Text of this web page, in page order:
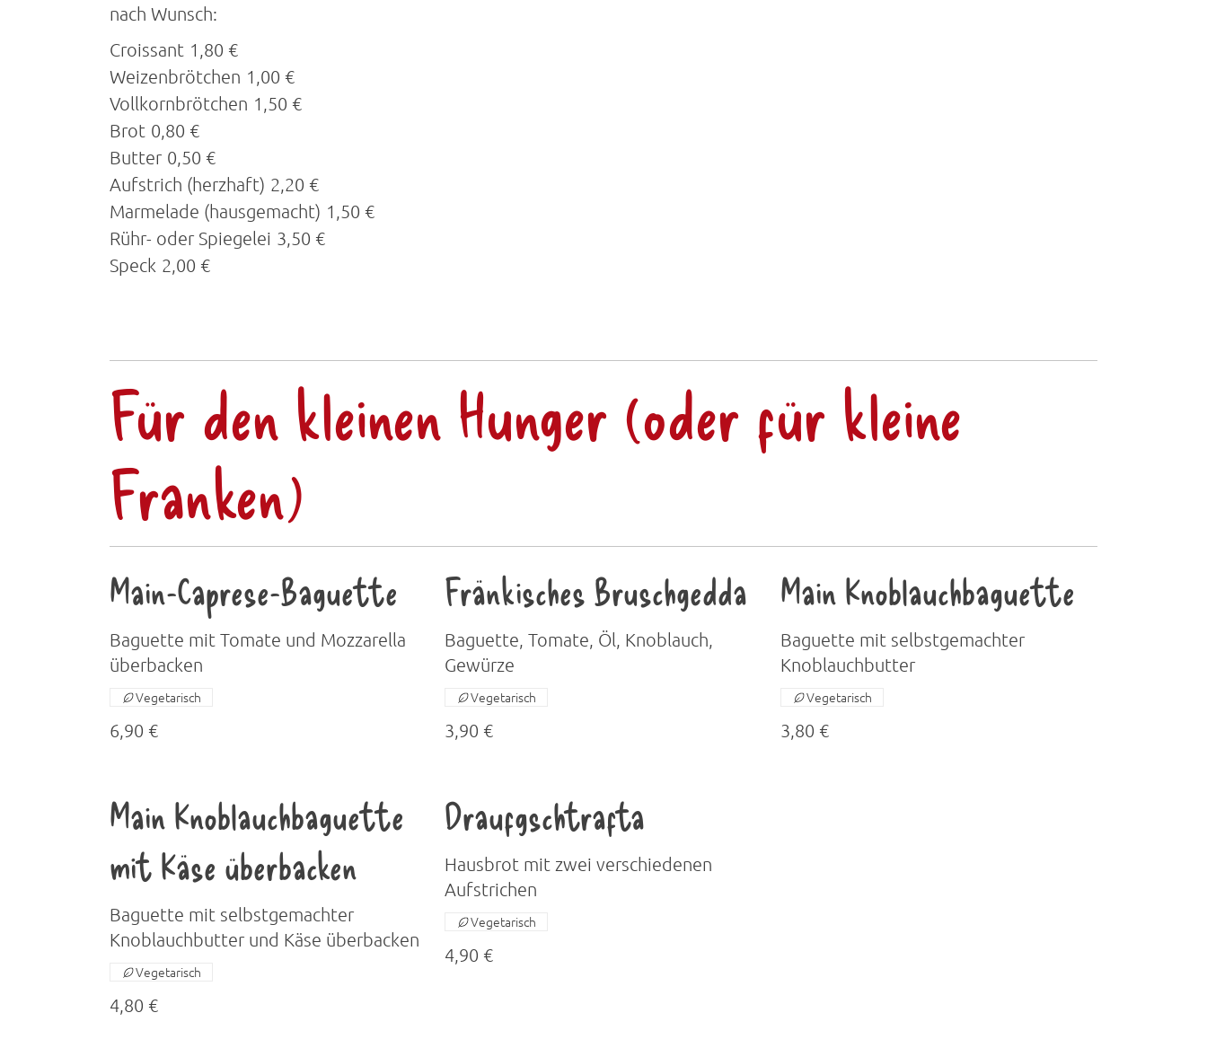
nach Wunsch:
Croissant 1,80 €
Weizenbrötchen 1,00 €
Vollkornbrötchen 1,50 €
Brot 0,80 €
Butter 0,50 €
Aufstrich (herzhaft) 2,20 €
Marmelade (hausgemacht) 1,50 €
Rühr- oder Spiegelei 3,50 €
Speck 2,00 €
Für den kleinen Hunger (oder für kleine
Franken)
Main-Caprese-Baguette
Baguette mit Tomate und Mozzarella
überbacken
6,90 €
Vegetarisch
Fränkisches Bruschgedda
Baguette, Tomate, Öl, Knoblauch,
Gewürze
3,90 €
Vegetarisch
Main Knoblauchbaguette
Baguette mit selbstgemachter
Knoblauchbutter
3,80 €
Vegetarisch
Main Knoblauchbaguette
mit Käse überbacken
Baguette mit selbstgemachter
Knoblauchbutter und Käse überbacken
4,80 €
Vegetarisch
Draufgschtrafta
Hausbrot mit zwei verschiedenen
Aufstrichen
4,90 €
Vegetarisch